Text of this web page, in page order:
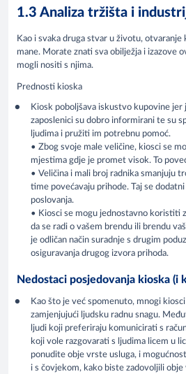
1.3 Analiza tržišta i
Kao i svaka druga stvar u životu,
mane. Morate znati sva obilježja i izazove
mogli nositi s njima.
Prednosti kioska
Kiosk poboljšava iskustvo kupovine jer
zaposlenici su dobro informirani te su
ljudima i pružiti im potrebnu pomoć.
• Zbog svoje male veličine, kiosci se
mjestima gdje je promet visok. To
• Veličina i mali broj radnika smanjuju
time povećavaju prihode. Taj se
poslovanja.
• Kiosci se mogu jednostavno koristiti
da se radi o vašem brendu ili brendu
je odličan način suradnje s drugim
osiguravanja drugog izvora prihoda.
Nedostaci posjedovanja kioska (i
Kao što je već spomenuto, mnogi
zamjenjujući ljudsku radnu snagu.
ljudi koji preferiraju komunicirati s
koji vole razgovarati s ljudima licem u
ponudite obje vrste usluga, i
i s čovjekom, kako biste zadovoljili obje